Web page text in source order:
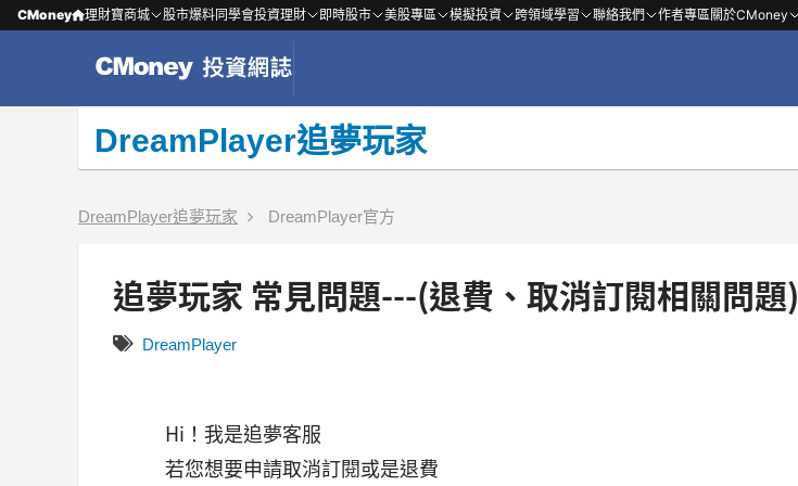
CMoney 理財寶商城 股市爆料同學會投資理財 即時股市 美股專區 模擬投資 跨領域學習 聯絡我們 作者專區關於CMoney
DreamPlayer追夢玩家
DreamPlayer追夢玩家 DreamPlayer官方
追夢玩家 常見問題---(退費、取消訂閱相關問題)
DreamPlayer
Hi！我是追夢客服
若您想要申請取消訂閱或是退費